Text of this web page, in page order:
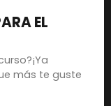
EL
más te guste